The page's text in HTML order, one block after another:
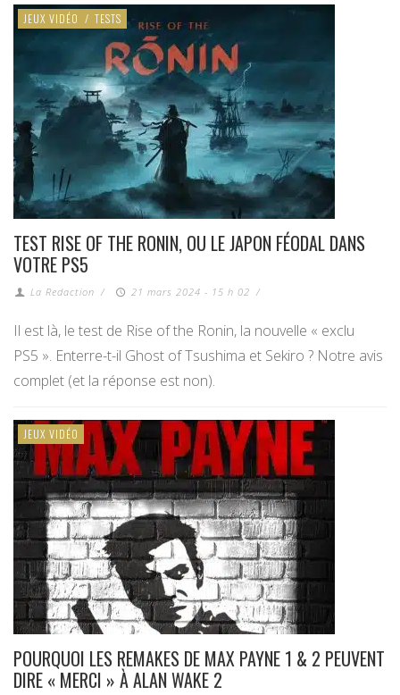
JEUX VIDÉO / TESTS
TEST RISE OF THE RONIN, OU LE JAPON FÉODAL DANS
VOTRE PS5
La Redaction / 21 mars 2024 - 15 h 02 /
Il est là, le test de Rise of the Ronin, la nouvelle « exclu
PS5 ». Enterre-t-il Ghost of Tsushima et Sekiro ? Notre avis
complet (et la réponse est non).
JEUX VIDÉO
POURQUOI LES REMAKES DE MAX PAYNE 1 & 2 PEUVENT
DIRE « MERCI » À ALAN WAKE 2